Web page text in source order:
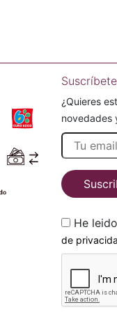
¿Quieres
novedades
de